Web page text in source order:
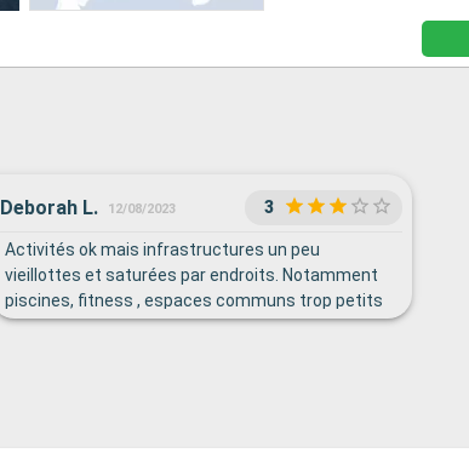
Deborah L. 12/08/2023 3
Activités ok mais infrastructures un peu
vieillottes et saturées par endroits. Notamment
piscines, fitness , espaces communs trop petits
pour le nombre de personnes à bord surtout les